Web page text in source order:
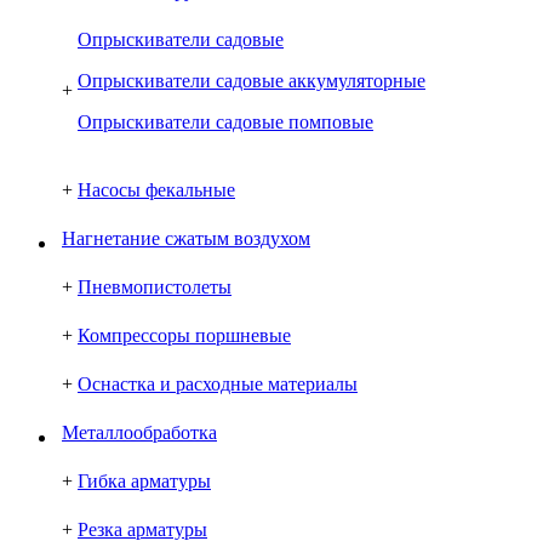
+
Опрыскиватели садовые
Опрыскиватели садовые аккумуляторные
Опрыскиватели садовые помповые
+ Насосы фекальные
Нагнетание сжатым воздухом
+ Пневмопистолеты
+ Компрессоры поршневые
+ Оснастка и расходные материалы
Металлообработка
+ Гибка арматуры
+ Резка арматуры